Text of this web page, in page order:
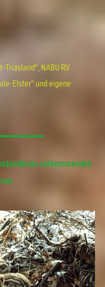
NABU RV
Elster“ und eigene
vorkommenden